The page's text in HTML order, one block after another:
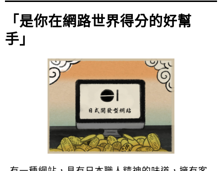
「是你在網路世界得分的好幫
手」